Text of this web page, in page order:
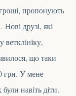
пропонують
Нові друзі, які
у ветклініку,
що таки
грн. У мене
навіть діти.